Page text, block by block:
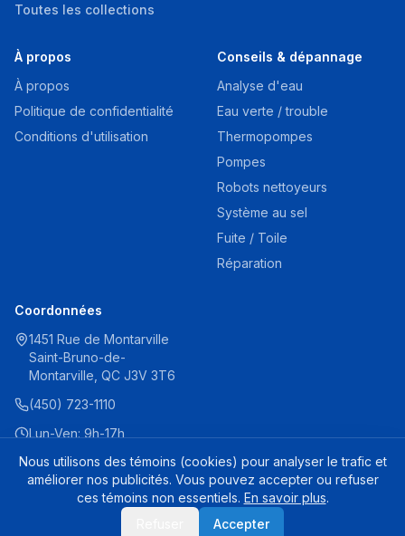
Praher Union Dévissable Quick Connect
Ajouter au panier
Toutes les collections
À propos
À propos
Politique de confidentialité
Conditions d'utilisation
Conseils & dépannage
Analyse d'eau
Eau verte / trouble
Thermopompes
Pompes
Robots nettoyeurs
Système au sel
Fuite / Toile
Réparation
Coordonnées
1451 Rue de Montarville
Saint-Bruno-de-
Montarville, QC J3V 3T6
(450) 723-1110
Lun-Ven: 9h-17h
© 2025 Destination Piscine Aide. Tous droits réservés.
Nous utilisons des témoins (cookies) pour analyser le trafic et
améliorer nos publicités. Vous pouvez accepter ou refuser
ces témoins non essentiels. En savoir plus.
Accepter